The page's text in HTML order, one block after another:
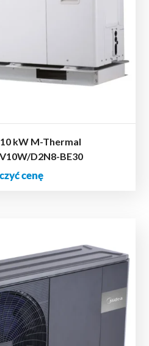
kW M-Thermal
D2N8-BE30
cenę